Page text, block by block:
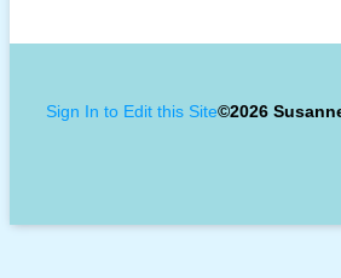
Sign In to Edit this Site©2026